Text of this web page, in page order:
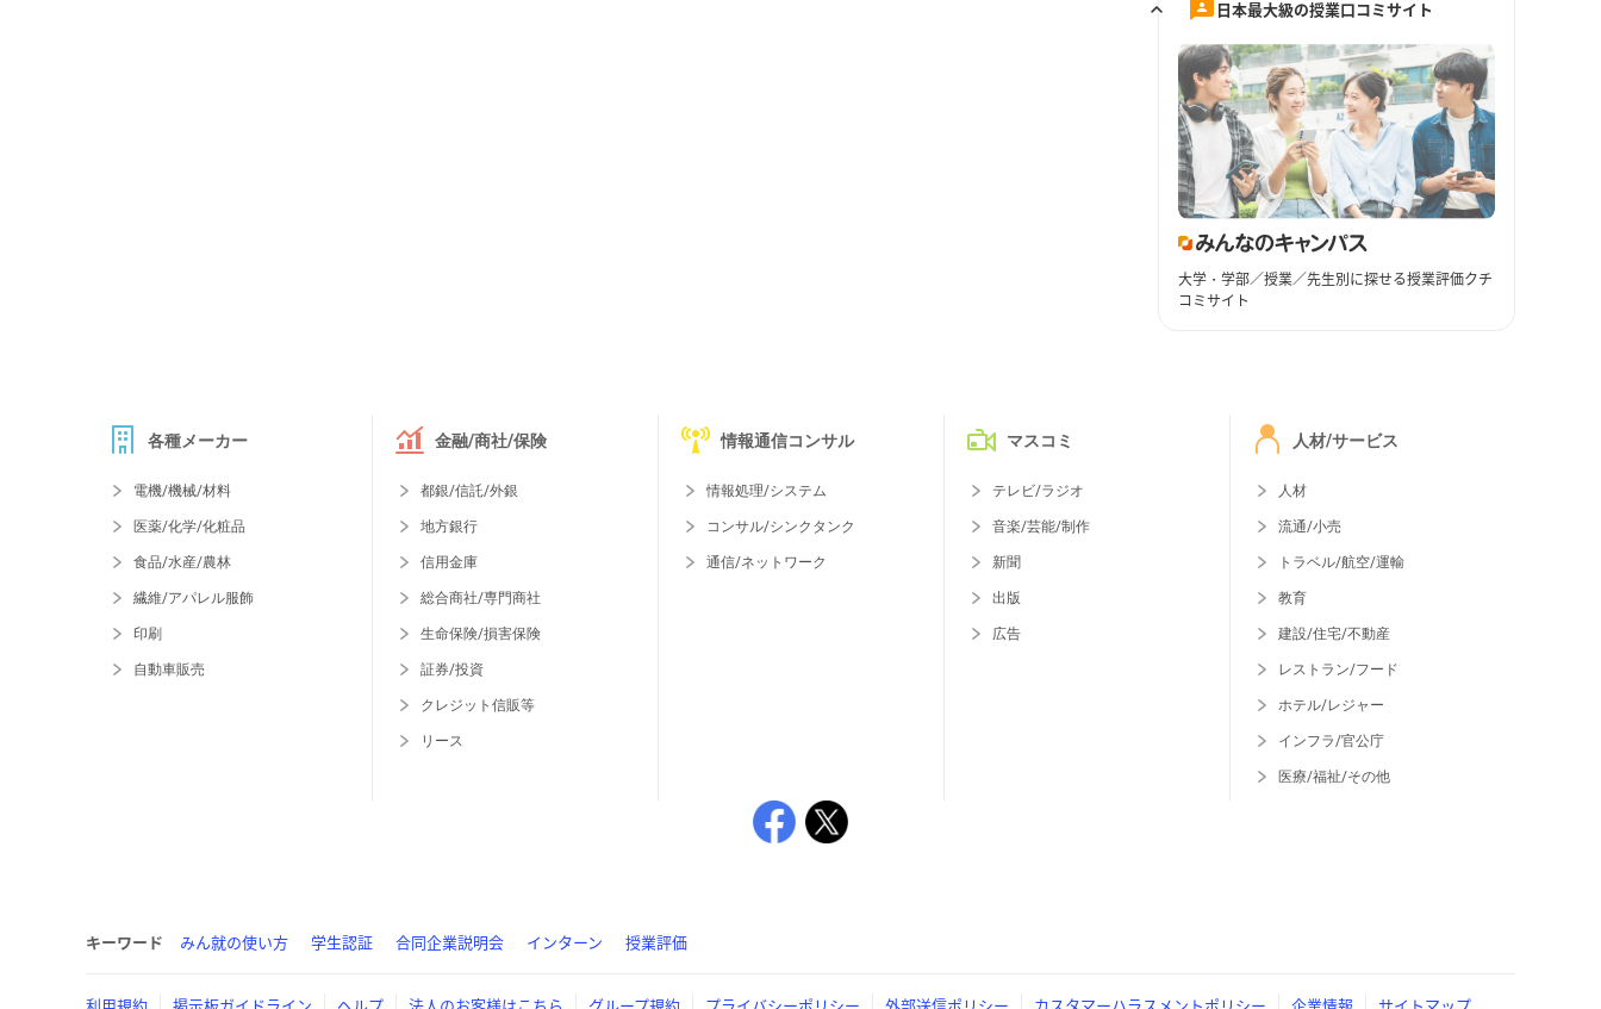
日本最大級の授業口コミサイト
大学・学部／授業／先生別に探せる授業評価クチ
コミサイト
各種メーカー
電機/機械/材料
医薬/化学/化粧品
食品/水産/農林
繊維/アパレル服飾
印刷
自動車販売
金融/商社/保険
都銀/信託/外銀
地方銀行
信用金庫
総合商社/専門商社
生命保険/損害保険
証券/投資
クレジット信販等
リース
情報通信コンサル
情報処理/システム
コンサル/シンクタンク
通信/ネットワーク
マスコミ
テレビ/ラジオ
音楽/芸能/制作
新聞
出版
広告
人材/サービス
人材
流通/小売
トラベル/航空/運輸
教育
建設/住宅/不動産
レストラン/フード
ホテル/レジャー
インフラ/官公庁
医療/福祉/その他
キーワード みん就の使い方 学生認証 合同企業説明会 インターン 授業評価